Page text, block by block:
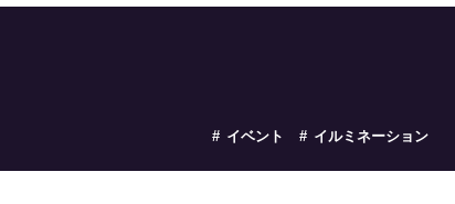
イベント イルミネーション